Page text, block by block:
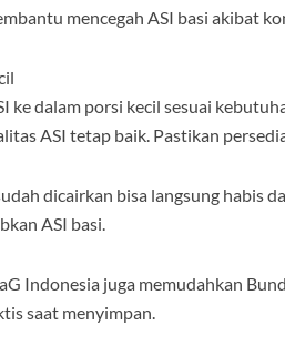
mencegah ASI basi akibat
ke dalam porsi kecil sesuai
ASI tetap baik. Pastikan
dicairkan bisa langsung habis
ASI basi.
Indonesia juga memudahkan
saat menyimpan.